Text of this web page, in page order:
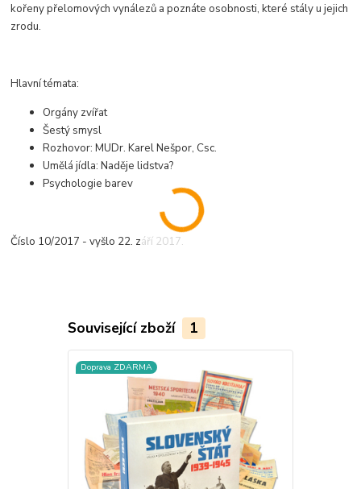
kořeny přelomových vynálezů a poznáte osobnosti, které stály u jejich
zrodu.
Hlavní témata:
Orgány zvířat
Šestý smysl
Rozhovor: MUDr. Karel Nešpor, Csc.
Umělá jídla: Naděje lidstva?
Psychologie barev
Číslo 10/2017 - vyšlo 22. září 2017.
Související zboží 1
Doprava ZDARMA